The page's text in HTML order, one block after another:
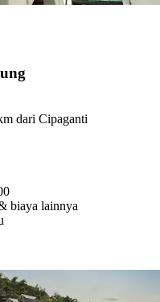
dari Cipaganti
biaya lainnya